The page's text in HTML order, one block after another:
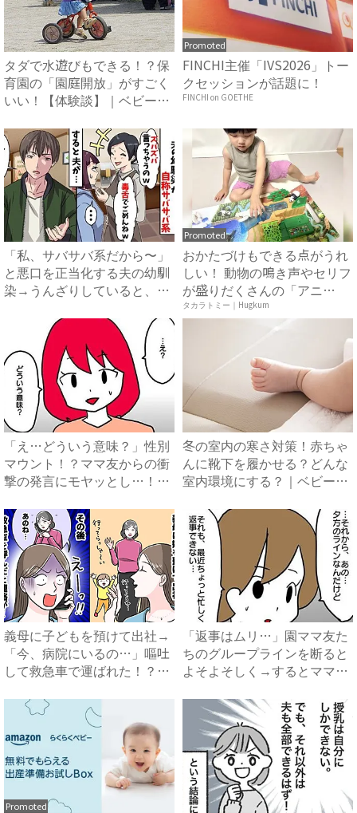
タダで水遊びもできる！？保
育園の「園庭開放」がすごく
いい！【体験談】｜ベビーカ
Promoted
FINCHI主催「IVS2026」トー
クセッションが話題に！
FINCHI on GOETHE
「私、サバサバ系だから〜」
と悪口を正当化する夫の幼馴
染→うんざりしていると、夫
Promoted
おかたづけもできる点がうれ
しい！ 動物の鳴き声やセリフ
が盛りだくさんの「アニ
ア ...
タカラトミー｜Hugkum
「え…どういう意味？」性別
マウント！？ママ友からの衝
撃の発言にモヤッとし…！
冬の室内の寒さ対策！赤ちゃ
んに靴下を履かせる？どんな
室内環境にする？｜ベビーカ
義母に子どもを預けて出社→
「今、病院にいるの…」嘔吐
して救急車で運ばれた！？一
「返事はムリ…」園ママ友た
ちのグループラインを断ると
よそよそしく→するとママが
Promoted